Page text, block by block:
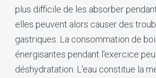
plus difficile de les absorber
elles peuvent alors causer des
gastriques. La consommation de
énergisantes pendant l'exercice
déshydratation. L’eau constitue la